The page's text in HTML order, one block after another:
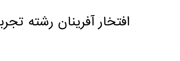
افتخار آفرینان رشته تجربی